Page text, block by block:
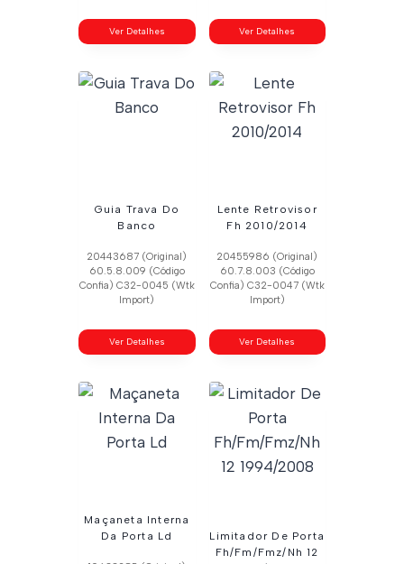
Ver Detalhes Ver Detalhes
Guia Trava Do
Banco
20443687 (Original)
60.5.8.009 (Código
Confia) C32-0045 (Wtk
Import)
Ver Detalhes
Lente Retrovisor
Fh 2010/2014
20455986 (Original)
60.7.8.003 (Código
Confia) C32-0047 (Wtk
Import)
Ver Detalhes
Maçaneta Interna
Da Porta Ld
Limitador De Porta
Fh/Fm/Fmz/Nh 12